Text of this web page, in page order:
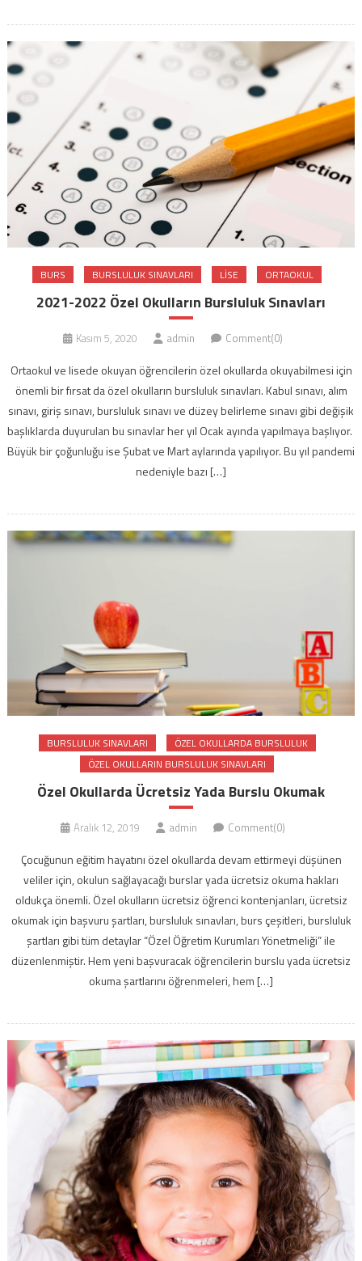
BURS BURSLULUK SINAVLARI LISE ORTAOKUL
2021-2022 Özel Okulların Bursluluk Sınavları
Kasım 5, 2020 admin Comment(0)
Ortaokul ve lisede okuyan öğrencilerin özel okullarda okuyabilmesi için
önemli bir fırsat da özel okulların bursluluk sınavları. Kabul sınavı, alım
sınavı, giriş sınavı, bursluluk sınavı ve düzey belirleme sınavı gibi değişik
başlıklarda duyurulan bu sınavlar her yıl Ocak ayında yapılmaya başlıyor.
Büyük bir çoğunluğu ise Şubat ve Mart aylarında yapılıyor. Bu yıl pandemi
nedeniyle bazı […]
BURSLULUK SINAVLARI
ÖZEL OKULLARDA BURSLULUK
ÖZEL OKULLARIN BURSLULUK SINAVLARI
Özel Okullarda Ücretsiz Yada Burslu Okumak
Aralık 12, 2019 admin Comment(0)
Çocuğunun eğitim hayatını özel okullarda devam ettirmeyi düşünen
veliler için, okulun sağlayacağı burslar yada ücretsiz okuma hakları
oldukça önemli. Özel okulların ücretsiz öğrenci kontenjanları, ücretsiz
okumak için başvuru şartları, bursluluk sınavları, burs çeşitleri, bursluluk
şartları gibi tüm detaylar “Özel Öğretim Kurumları Yönetmeliği” ile
düzenlenmiştir. Hem yeni başvuracak öğrencilerin burslu yada ücretsiz
okuma şartlarını öğrenmeleri, hem […]